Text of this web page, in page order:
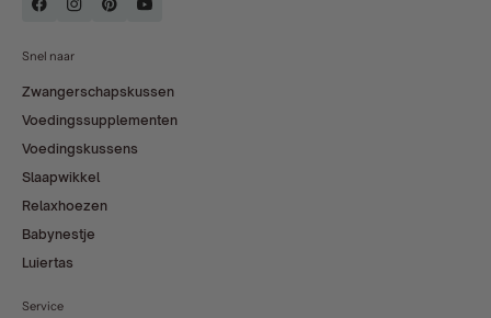
Snel naar
Zwangerschapskussen
Voedingssupplementen
Voedingskussens
Slaapwikkel
Relaxhoezen
Babynestje
Luiertas
Service